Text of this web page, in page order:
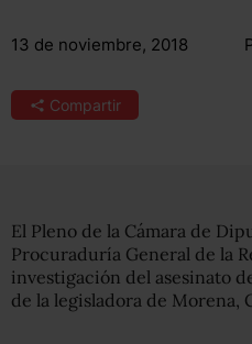
13 de noviembre, 2018
Compartir
El Pleno de la Cámara de
Procuraduría General de la
investigación del asesinato
de la legisladora de Morena,